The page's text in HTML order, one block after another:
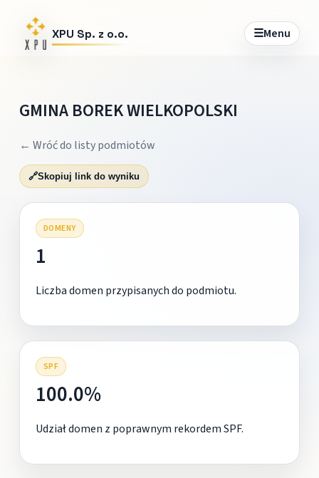
XPU Sp. z o.o. ☰Menu
GMINA BOREK WIELKOPOLSKI
← Wróć do listy podmiotów
🔗Skopiuj link do wyniku
DOMENY
1
Liczba domen przypisanych do podmiotu.
SPF
100.0%
Udział domen z poprawnym rekordem SPF.